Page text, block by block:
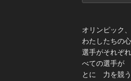
オリンピック
わたしたちの
選手がそれぞ
べての選手が
とに 力を競う